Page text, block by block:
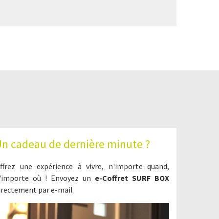
cadeau de dernière minute ?
une expérience à vivre, n'importe quand,
où ! Envoyez un e-Coffret SURF BOX
par e-mail